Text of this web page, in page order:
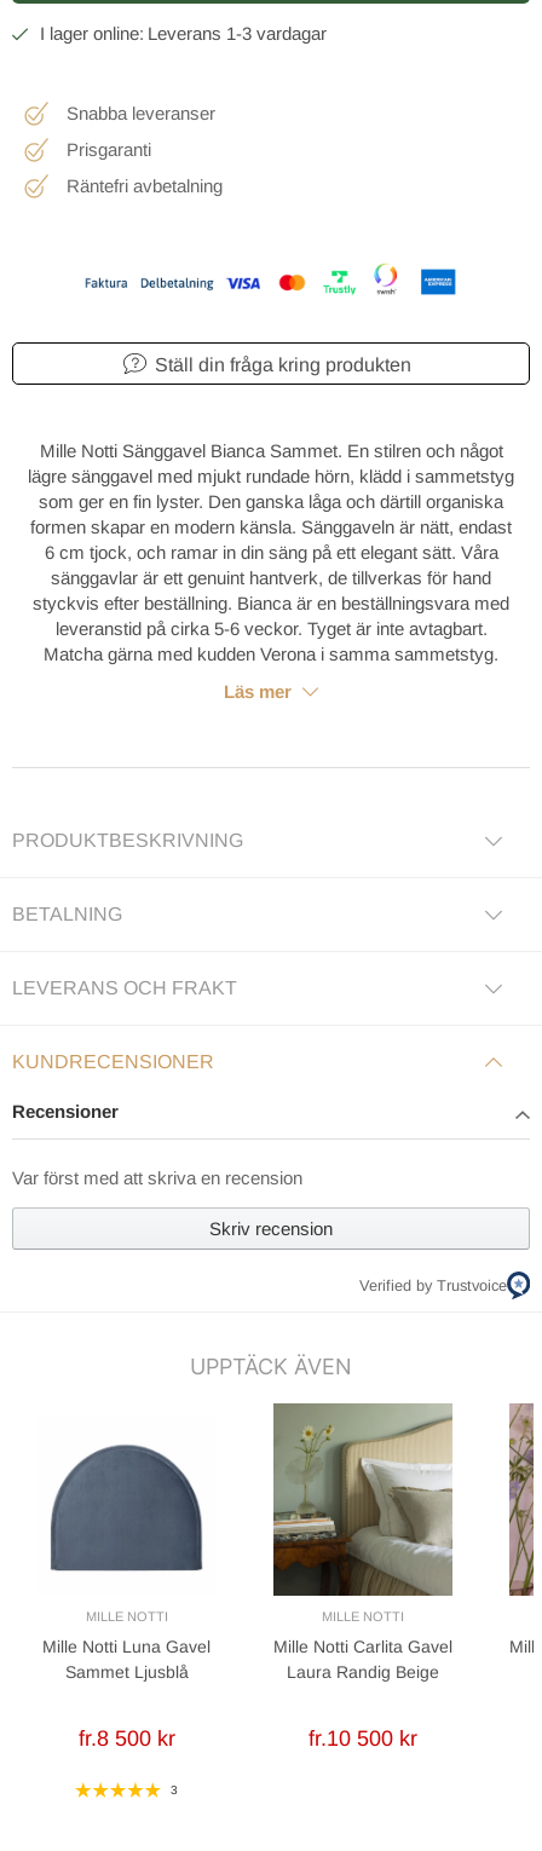
1-3 vardagar
Snabba leveranser
Prisgaranti
Räntefri avbetalning
Ställ din fråga kring produkten
Mille Notti Sänggavel Bianca Sammet. En stilren och något
lägre sänggavel med mjukt rundade hörn, klädd i sammetstyg
som ger en fin lyster. Den ganska låga och därtill organiska
formen skapar en modern känsla. Sänggaveln är nätt, endast
6 cm tjock, och ramar in din säng på ett elegant sätt. Våra
sänggavlar är ett genuint hantverk, de tillverkas för hand
styckvis efter beställning. Bianca är en beställningsvara med
leveranstid på cirka 5-6 veckor. Tyget är inte avtagbart.
Matcha gärna med kudden Verona i samma sammetstyg.
Läs mer
PRODUKTBESKRIVNING
BETALNING
LEVERANS OCH FRAKT
KUNDRECENSIONER
Recensioner
Var först med att skriva en recension
Skriv recension
Verified by Trustvoice
UPPTÄCK ÄVEN
MILLE NOTTI
Mille Notti Luna Gavel
Sammet Ljusblå
fr.8 500 kr
3
MILLE NOTTI
Mille Notti Carlita Gavel
Laura Randig Beige
fr.10 500 kr